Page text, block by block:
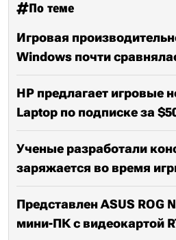
По теме
Игровая
Windows почти
HP предлагает игровые
Laptop по подписке за
Ученые разработали
заряжается во время
Представлен ASUS ROG
мини-ПК с видеокартой